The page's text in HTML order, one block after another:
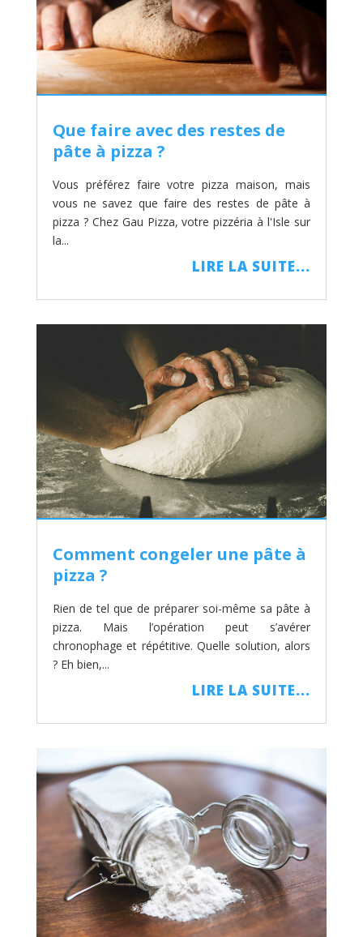
Que faire avec des restes de
pâte à pizza ?
Vous préférez faire votre pizza maison, mais
vous ne savez que faire des restes de pâte à
pizza ? Chez Gau Pizza, votre pizzéria à l'Isle sur
la...
LIRE LA SUITE...
Comment congeler une pâte à
pizza ?
Rien de tel que de préparer soi-même sa pâte à
pizza. Mais l’opération peut s’avérer
chronophage et répétitive. Quelle solution, alors
? Eh bien,...
LIRE LA SUITE...